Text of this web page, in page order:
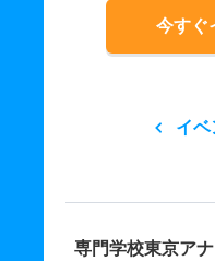
今すぐ
イベ
専門学校東京ア